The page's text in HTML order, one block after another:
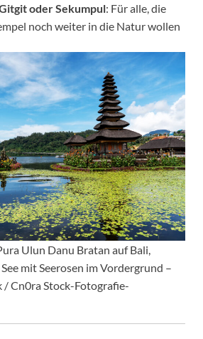
oder Sekumpul: Für alle, die
noch weiter in die Natur wollen
Ulun Danu Bratan auf Bali,
mit Seerosen im Vordergrund –
/ Cn0ra Stock-Fotografie-